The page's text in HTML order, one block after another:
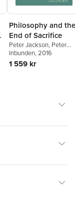
Philosophy and the
End of Sacrifice
Peter Jackson, Peter
Jackson,Anna-Pya
Sjodin
Inbunden, 2016
1 559 kr